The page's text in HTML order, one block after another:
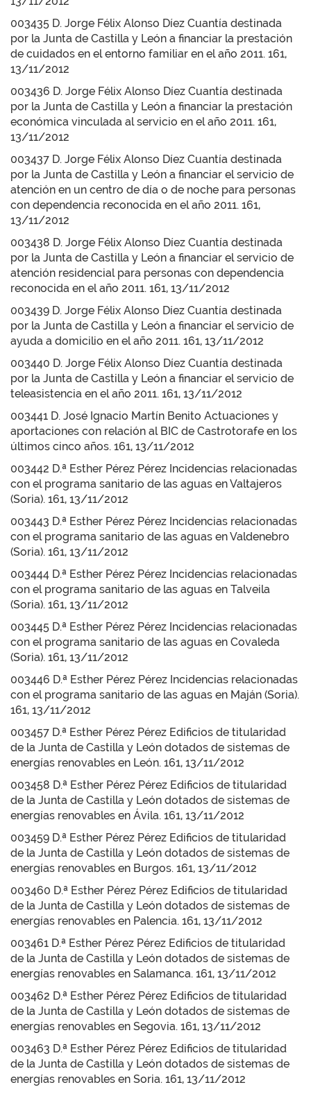
003435 D. Jorge Félix Alonso Díez Cuantía destinada
por la Junta de Castilla y León a financiar la prestación
de cuidados en el entorno familiar en el año 2011. 161,
13/11/2012
003436 D. Jorge Félix Alonso Díez Cuantía destinada
por la Junta de Castilla y León a financiar la prestación
económica vinculada al servicio en el año 2011. 161,
13/11/2012
003437 D. Jorge Félix Alonso Díez Cuantía destinada
por la Junta de Castilla y León a financiar el servicio de
atención en un centro de día o de noche para personas
con dependencia reconocida en el año 2011. 161,
13/11/2012
003438 D. Jorge Félix Alonso Díez Cuantía destinada
por la Junta de Castilla y León a financiar el servicio de
atención residencial para personas con dependencia
reconocida en el año 2011. 161, 13/11/2012
003439 D. Jorge Félix Alonso Díez Cuantía destinada
por la Junta de Castilla y León a financiar el servicio de
ayuda a domicilio en el año 2011. 161, 13/11/2012
003440 D. Jorge Félix Alonso Díez Cuantía destinada
por la Junta de Castilla y León a financiar el servicio de
teleasistencia en el año 2011. 161, 13/11/2012
003441 D. José Ignacio Martín Benito Actuaciones y
aportaciones con relación al BIC de Castrotorafe en los
últimos cinco años. 161, 13/11/2012
003442 D.ª Esther Pérez Pérez Incidencias relacionadas
con el programa sanitario de las aguas en Valtajeros
(Soria). 161, 13/11/2012
003443 D.ª Esther Pérez Pérez Incidencias relacionadas
con el programa sanitario de las aguas en Valdenebro
(Soria). 161, 13/11/2012
003444 D.ª Esther Pérez Pérez Incidencias relacionadas
con el programa sanitario de las aguas en Talveila
(Soria). 161, 13/11/2012
003445 D.ª Esther Pérez Pérez Incidencias relacionadas
con el programa sanitario de las aguas en Covaleda
(Soria). 161, 13/11/2012
003446 D.ª Esther Pérez Pérez Incidencias relacionadas
con el programa sanitario de las aguas en Maján (Soria).
161, 13/11/2012
003457 D.ª Esther Pérez Pérez Edificios de titularidad
de la Junta de Castilla y León dotados de sistemas de
energías renovables en León. 161, 13/11/2012
003458 D.ª Esther Pérez Pérez Edificios de titularidad
de la Junta de Castilla y León dotados de sistemas de
energías renovables en Ávila. 161, 13/11/2012
003459 D.ª Esther Pérez Pérez Edificios de titularidad
de la Junta de Castilla y León dotados de sistemas de
energías renovables en Burgos. 161, 13/11/2012
003460 D.ª Esther Pérez Pérez Edificios de titularidad
de la Junta de Castilla y León dotados de sistemas de
energías renovables en Palencia. 161, 13/11/2012
003461 D.ª Esther Pérez Pérez Edificios de titularidad
de la Junta de Castilla y León dotados de sistemas de
energías renovables en Salamanca. 161, 13/11/2012
003462 D.ª Esther Pérez Pérez Edificios de titularidad
de la Junta de Castilla y León dotados de sistemas de
energías renovables en Segovia. 161, 13/11/2012
003463 D.ª Esther Pérez Pérez Edificios de titularidad
de la Junta de Castilla y León dotados de sistemas de
energías renovables en Soria. 161, 13/11/2012